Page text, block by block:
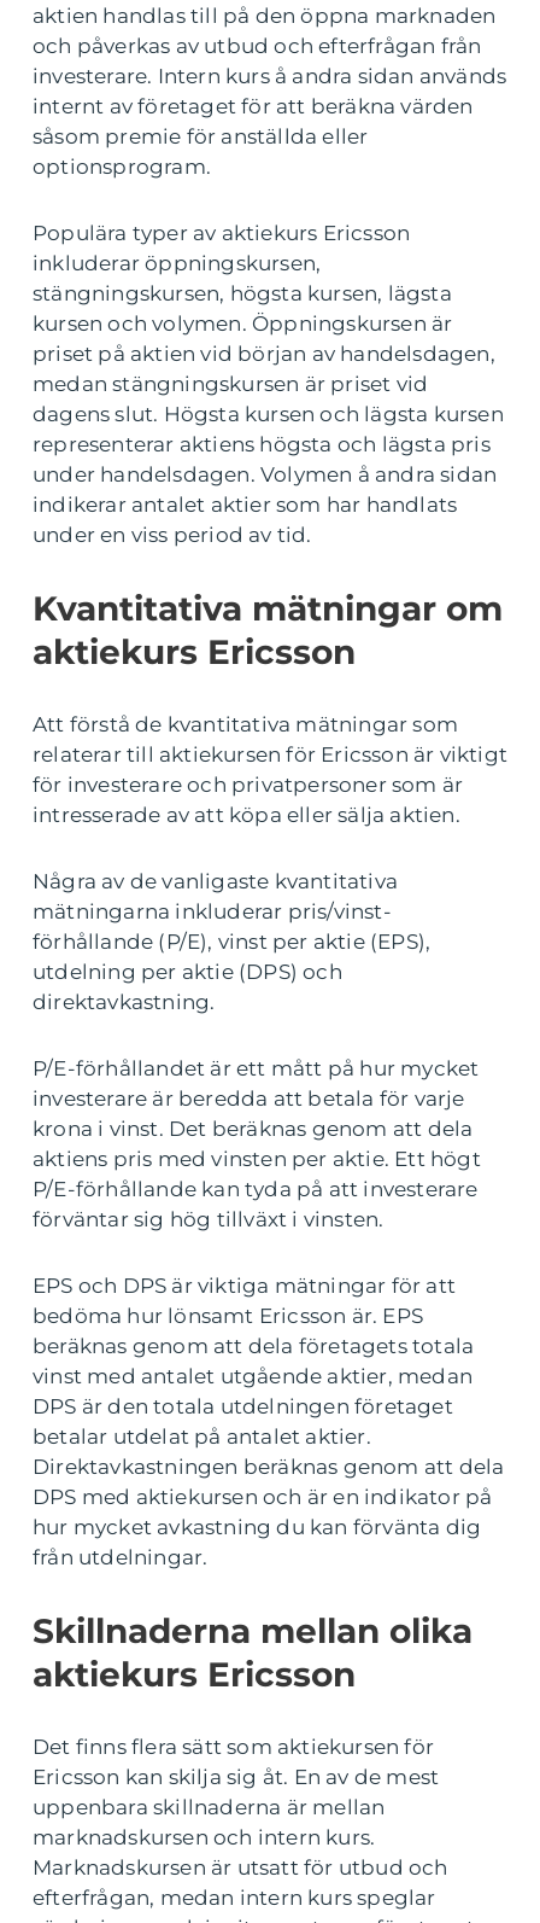
aktien handlas till på den öppna marknaden
och påverkas av utbud och efterfrågan från
investerare. Intern kurs å andra sidan används
internt av företaget för att beräkna värden
såsom premie för anställda eller
optionsprogram.
Populära typer av aktiekurs Ericsson
inkluderar öppningskursen,
stängningskursen, högsta kursen, lägsta
kursen och volymen. Öppningskursen är
priset på aktien vid början av handelsdagen,
medan stängningskursen är priset vid
dagens slut. Högsta kursen och lägsta kursen
representerar aktiens högsta och lägsta pris
under handelsdagen. Volymen å andra sidan
indikerar antalet aktier som har handlats
under en viss period av tid.
Kvantitativa mätningar om
aktiekurs Ericsson
Att förstå de kvantitativa mätningar som
relaterar till aktiekursen för Ericsson är viktigt
för investerare och privatpersoner som är
intresserade av att köpa eller sälja aktien.
Några av de vanligaste kvantitativa
mätningarna inkluderar pris/vinst-
förhållande (P/E), vinst per aktie (EPS),
utdelning per aktie (DPS) och
direktavkastning.
P/E-förhållandet är ett mått på hur mycket
investerare är beredda att betala för varje
krona i vinst. Det beräknas genom att dela
aktiens pris med vinsten per aktie. Ett högt
P/E-förhållande kan tyda på att investerare
förväntar sig hög tillväxt i vinsten.
EPS och DPS är viktiga mätningar för att
bedöma hur lönsamt Ericsson är. EPS
beräknas genom att dela företagets totala
vinst med antalet utgående aktier, medan
DPS är den totala utdelningen företaget
betalar utdelat på antalet aktier.
Direktavkastningen beräknas genom att dela
DPS med aktiekursen och är en indikator på
hur mycket avkastning du kan förvänta dig
från utdelningar.
Skillnaderna mellan olika
aktiekurs Ericsson
Det finns flera sätt som aktiekursen för
Ericsson kan skilja sig åt. En av de mest
uppenbara skillnaderna är mellan
marknadskursen och intern kurs.
Marknadskursen är utsatt för utbud och
efterfrågan, medan intern kurs speglar